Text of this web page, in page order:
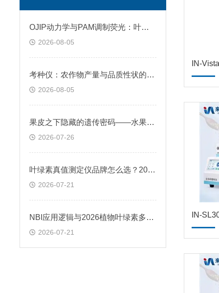
OJIP动力学与PAM调制荧光：叶绿素荧光仪怎么选，一体化趋势下的对比测评
2026-08-05
考种仪：农作物产量与品质性状的数字化裁判
2026-08-05
果皮之下隐藏的遗传密码——水果表型分析仪原理与种质资源评价应用
2026-07-26
叶绿素真值测定仪品牌怎么选？2026年技术趋势与应用边界
2026-07-21
NBI应用逻辑与2026植物叶绿素多酚测量仪选择参考
2026-07-21
IN-
IN-